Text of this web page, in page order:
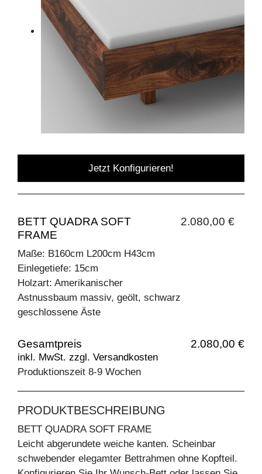
Jetzt Konfigurieren!
BETT QUADRA SOFT
FRAME
2.080,00 €
Maße: B160cm L200cm H43cm
Einlegetiefe: 15cm
Holzart: Amerikanischer
Astnussbaum massiv, geölt, schwarz
geschlossene Äste
Gesamtpreis 2.080,00 €
inkl. MwSt. zzgl. Versandkosten
Produktionszeit 8-9 Wochen
PRODUKTBESCHREIBUNG
BETT QUADRA SOFT FRAME
Leicht abgerundete weiche kanten. Scheinbar
schwebender elegamter Bettrahmen ohne Kopfteil.